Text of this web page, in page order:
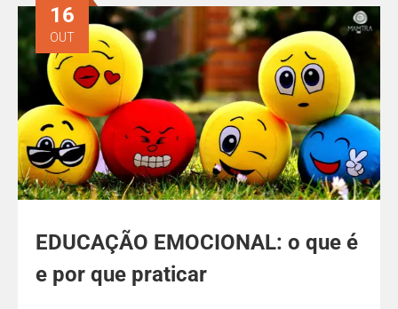
EDUCAÇÃO EMOCIONAL: o que é
e por que praticar
16
OUT